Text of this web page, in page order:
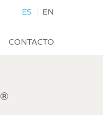
ES EN
CONTACTO
®